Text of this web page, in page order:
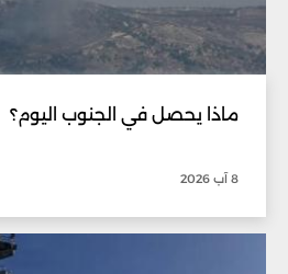
ماذا يحصل في الجنوب اليوم؟
8 آب 2026